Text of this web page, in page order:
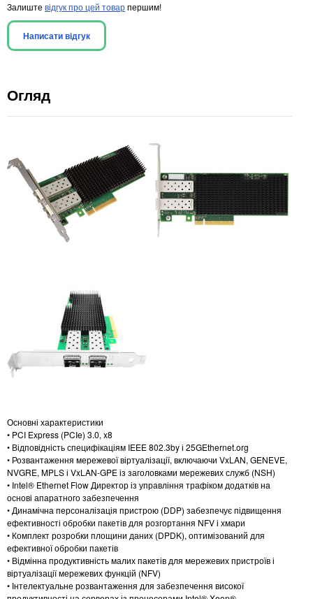
Залиште відгук про цей товарпершим!
Написати відгук
Огляд
Основні характеристики
• PCI Express (PCIe) 3.0, x8
• Відповідність специфікаціям IEEE 802.3by і 25GEthernet.org
• Розвантаження мережевої віртуалізації, включаючи VxLAN, GENEVE,
NVGRE, MPLS і VxLAN-GPE із заголовками мережевих служб (NSH)
• Intel® Ethernet Flow Директор із управління трафіком додатків на
основі апаратного забезпечення
• Динамічна персоналізація пристрою (DDP) забезпечує підвищення
ефективності обробки пакетів для розгортання NFV і хмари
• Комплект розробки площини даних (DPDK), оптимізований для
ефективної обробки пакетів
• Відмінна продуктивність малих пакетів для мережевих пристроїв і
віртуалізації мережевих функцій (NFV)
• Інтелектуальне розвантаження для забезпечення високої